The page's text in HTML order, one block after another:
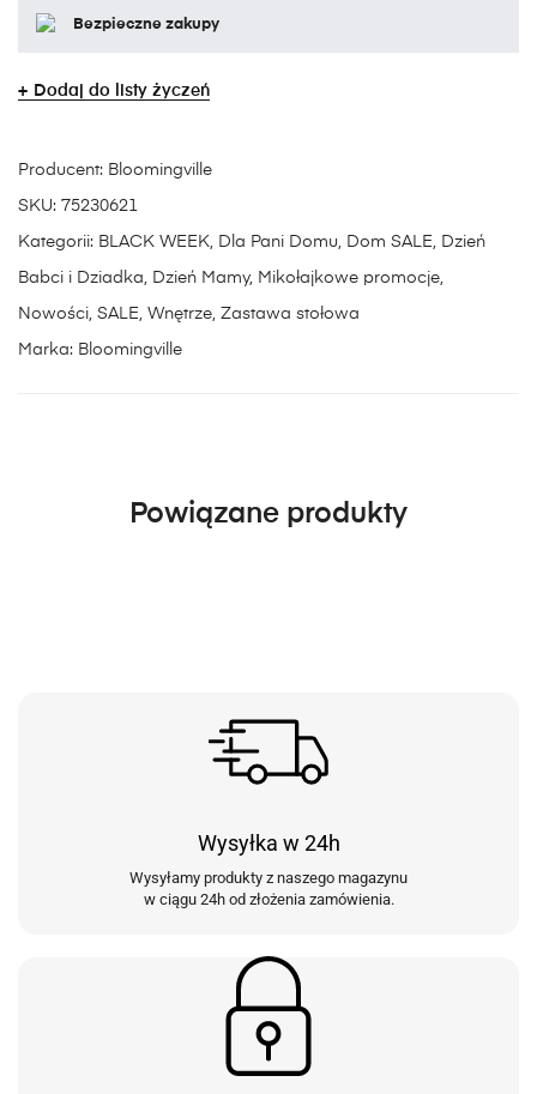
Bezpieczne zakupy
Dodaj do listy życzeń
Producent: Bloomingville
SKU: 75230621
Kategorii: BLACK WEEK Dla Pani Domu Dom SALE Dzień
Babci i Dziadka Dzień Mamy, Mikołajkowe promocje
Nowości SALE Wnętrze Zastawa stołowa
Marka: Bloomingville
Powiązane produkty
Wysyłka w 24h
Wysyłamy produkty z naszego magazynu
w ciągu 24h od złożenia zamówienia.